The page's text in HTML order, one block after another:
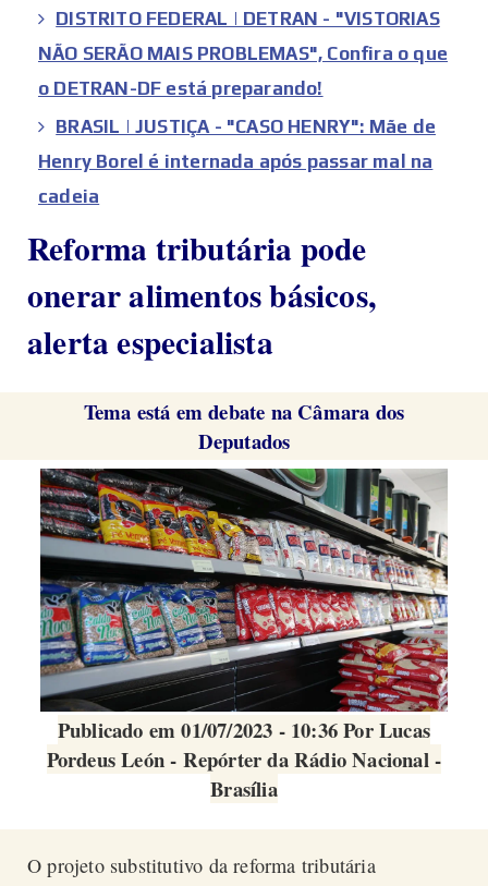
DISTRITO FEDERAL | DETRAN - "VISTORIAS
NÃO SERÃO MAIS PROBLEMAS", Confira o que
o DETRAN-DF está preparando!
BRASIL | JUSTIÇA - "CASO HENRY": Mãe de
Henry Borel é internada após passar mal na
cadeia
Reforma tributária pode
onerar alimentos básicos,
alerta especialista
Tema está em debate na Câmara dos
Deputados
Publicado em 01/07/2023 - 10:36 Por Lucas
Pordeus León - Repórter da Rádio Nacional -
Brasília
O projeto substitutivo da reforma tributária